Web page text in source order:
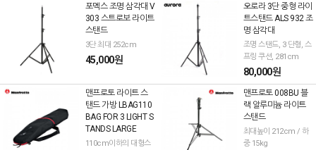
포멕스 조명 삼각대 V
303 스트로보 라이트
스탠드
3단 최대 252cm
45,000원
오로라 3단 중형 라이
트스탠드 ALS 932 조
명 삼각대
조명 스탠드, 3 단형, 스
프링 쿠션, 281cm
80,000원
맨프로토 라이트 스
탠드 가방 LBAG110
BAG FOR 3 LIGHT S
TANDS LARGE
110cm이하의 대형스
맨프로토 008BU 블
랙 알루미늄 라이트
스탠드
최대높이 212cm / 하
중 15kg